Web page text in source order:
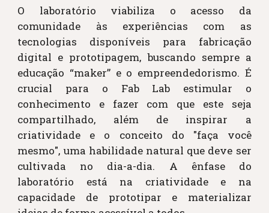
O laboratório viabiliza o acesso da
comunidade às experiências com as
tecnologias disponíveis para fabricação
digital e prototipagem, buscando sempre a
educação “maker” e o empreendedorismo. É
crucial para o Fab Lab estimular o
conhecimento e fazer com que este seja
compartilhado, além de inspirar a
criatividade e o conceito do "faça você
mesmo", uma habilidade natural que deve ser
cultivada no dia-a-dia. A ênfase do
laboratório está na criatividade e na
capacidade de prototipar e materializar